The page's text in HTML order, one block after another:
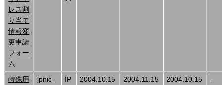
レス割
り当て
情報変
更申請
フォー
ム
特殊用
jpnic-
IP
2004.10.15 2004.11.15 2004.10.15 -